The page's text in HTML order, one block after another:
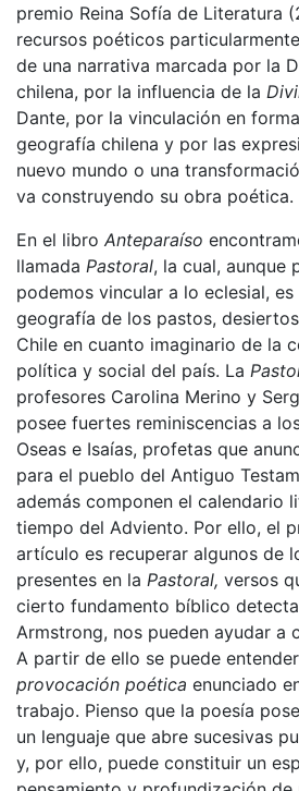
premio Reina Sofía de Literatura
recursos poéticos
de una narrativa marcada por la
chilena, por la influencia de la
Dante, por la vinculación en
geografía chilena y por las
nuevo mundo o una
va construyendo su obra poética.
En el libro Anteparaíso
llamada Pastoral, la cual, aunque
podemos vincular a lo eclesial,
geografía de los pastos,
Chile en cuanto imaginario de la
política y social del país. La
profesores Carolina Merino y
posee fuertes reminiscencias a
Oseas e Isaías, profetas que
para el pueblo del Antiguo
además componen el calendario
tiempo del Adviento. Por ello, el
artículo es recuperar algunos de
presentes en la Pastoral, versos
cierto fundamento bíblico
Armstrong, nos pueden ayudar a
A partir de ello se puede
provocación poética enunciado
trabajo. Pienso que la poesía
un lenguaje que abre sucesivas
y, por ello, puede constituir un